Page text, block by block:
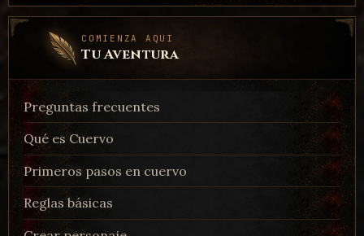
ARTE
Concept Art 3 By Tiells
COMIENZA AQUI
Tu Aventura
Preguntas frecuentes
Qué es Cuervo
Primeros pasos en cuervo
Reglas básicas